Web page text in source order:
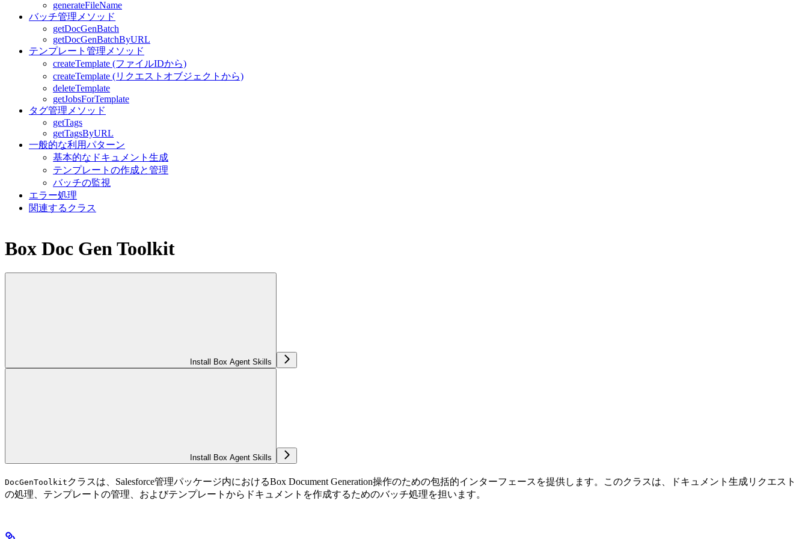
generateFileName
バッチ管理メソッド
getDocGenBatch
getDocGenBatchByURL
テンプレート管理メソッド
createTemplate (ファイルIDから)
createTemplate (リクエストオブジェクトから)
deleteTemplate
getJobsForTemplate
タグ管理メソッド
getTags
getTagsByURL
一般的な利用パターン
基本的なドキュメント生成
テンプレートの作成と管理
バッチの監視
エラー処理
関連するクラス
Box Doc Gen Toolkit
Install Box Agent Skills
Install Box Agent Skills
DocGenToolkit クラスは、Salesforce管理パッケージ内におけるBox Document Generation操作のための包括的インターフェースを提供します。このクラスは、ドキュメント生成リクエスト
の処理、テンプレートの管理、およびテンプレートからドキュメントを作成するためのバッチ処理を担います。